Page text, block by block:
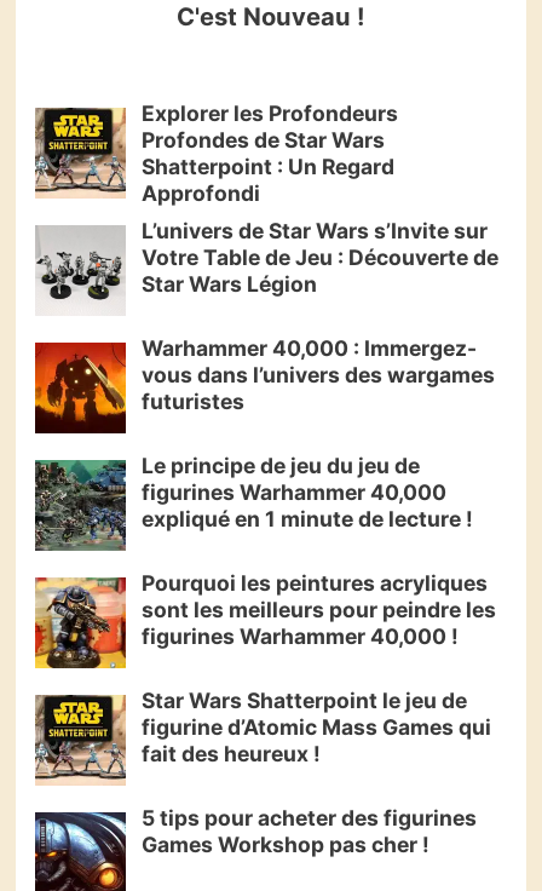
C'est Nouveau !
Explorer les Profondeurs
Profondes de Star Wars
Shatterpoint : Un Regard
Approfondi
L’univers de Star Wars s’Invite sur
Votre Table de Jeu : Découverte de
Star Wars Légion
Warhammer 40,000 : Immergez-
vous dans l’univers des wargames
futuristes
Le principe de jeu du jeu de
figurines Warhammer 40,000
expliqué en 1 minute de lecture !
Pourquoi les peintures acryliques
sont les meilleurs pour peindre les
figurines Warhammer 40,000 !
Star Wars Shatterpoint le jeu de
figurine d’Atomic Mass Games qui
fait des heureux !
5 tips pour acheter des figurines
Games Workshop pas cher !